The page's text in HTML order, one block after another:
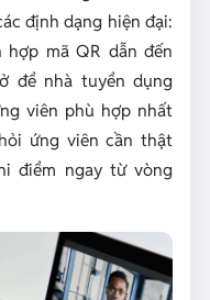
định dạng hiện đại:
hợp mã QR dẫn đến
để nhà tuyển dụng
viên phù hợp nhất
ứng viên cần thật
điểm ngay từ vòng